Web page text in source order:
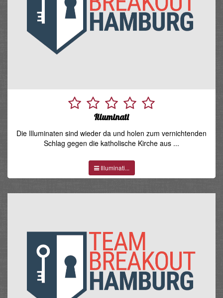
Illuminati
Die Illuminaten sind wieder da und holen zum vernichtenden
Schlag gegen die katholische Kirche aus ...
Illuminati...